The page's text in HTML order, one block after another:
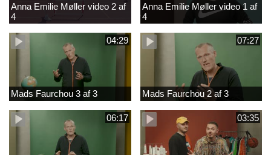
Anna Emilie Møller video 2 af
4
Anna Emilie Møller video 1 af
4
04:29
Mads Faurchou 3 af 3
07:27
Mads Faurchou 2 af 3
06:17 03:35